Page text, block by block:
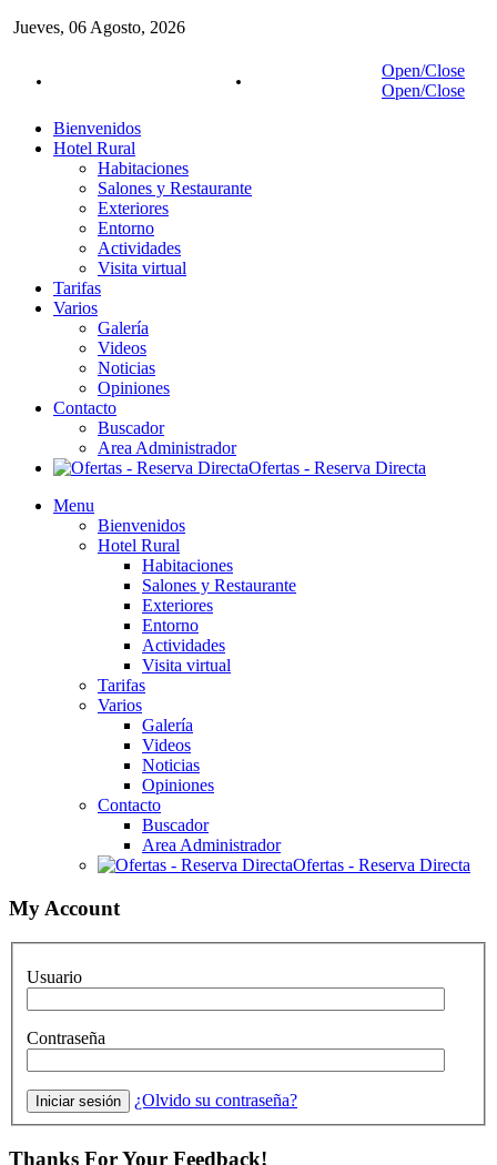
Jueves, 06 Agosto, 2026
Open/Close
Open/Close
Bienvenidos
Hotel Rural
Habitaciones
Salones y Restaurante
Exteriores
Entorno
Actividades
Visita virtual
Tarifas
Varios
Galería
Videos
Noticias
Opiniones
Contacto
Buscador
Area Administrador
Ofertas - Reserva Directa
Menu
Bienvenidos
Hotel Rural
Habitaciones
Salones y Restaurante
Exteriores
Entorno
Actividades
Visita virtual
Tarifas
Varios
Galería
Videos
Noticias
Opiniones
Contacto
Buscador
Area Administrador
Ofertas - Reserva Directa
My Account
Usuario
Contraseña
¿Olvido su contraseña?
Thanks For Your Feedback!